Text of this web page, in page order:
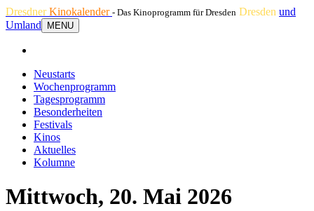
DresdnerKinokalender - Das Kinoprogramm für Dresden Dresden und
Umland
MENU
Neustarts
Wochenprogramm
Tagesprogramm
Besonderheiten
Festivals
Kinos
Aktuelles
Kolumne
Mittwoch, 20. Mai 2026